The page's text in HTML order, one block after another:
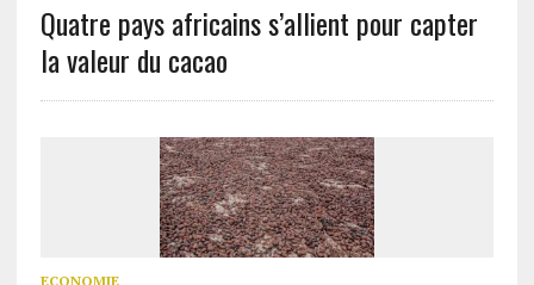
Quatre pays africains s’allient pour capter
la valeur du cacao
ECONOMIE